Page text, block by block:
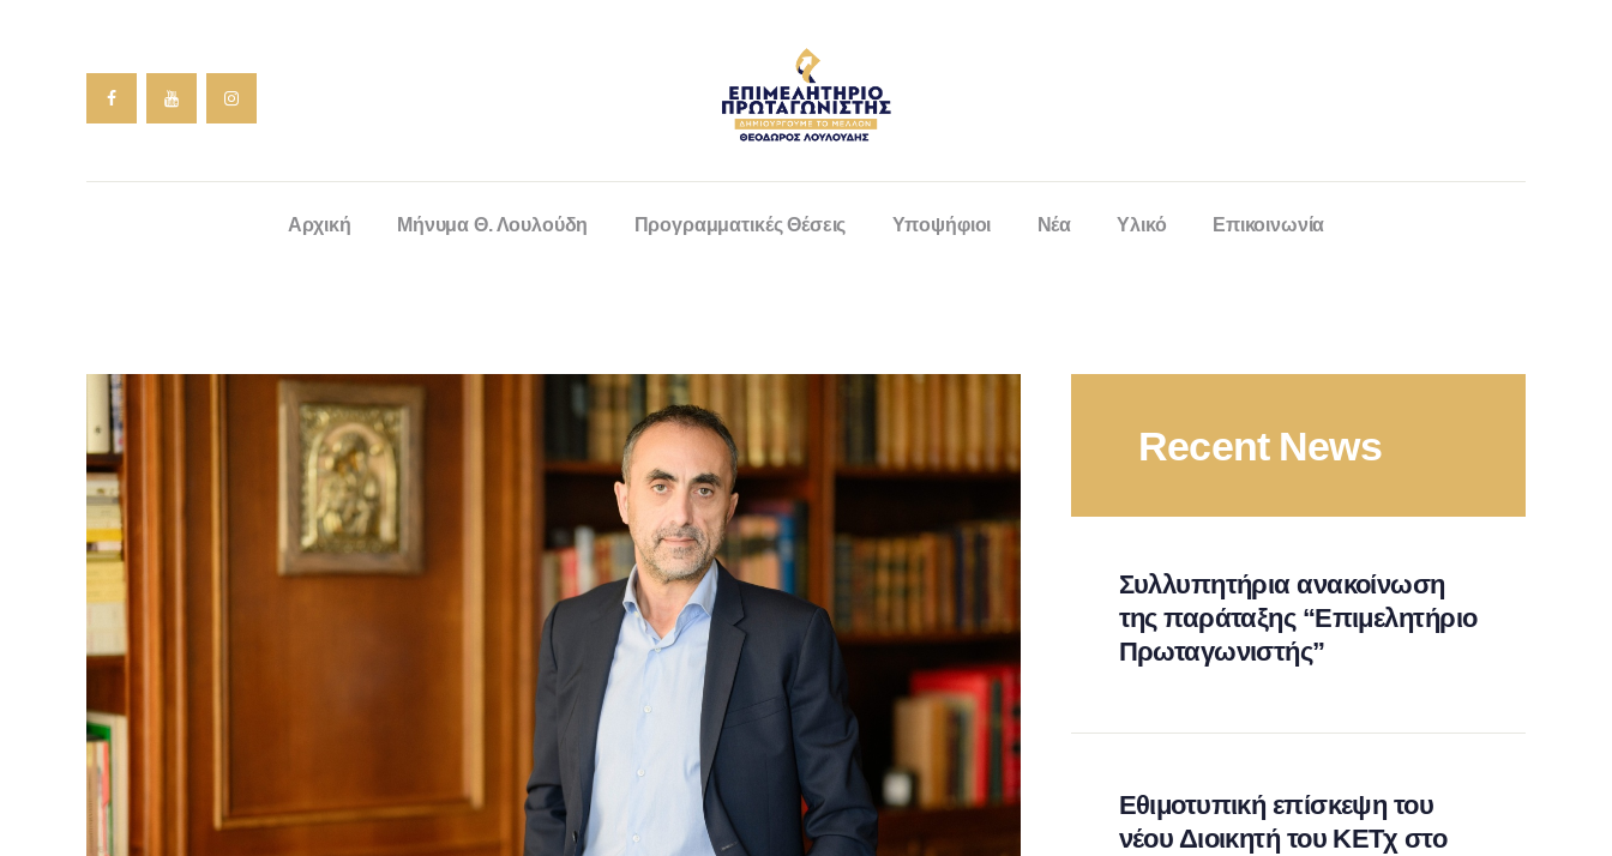
Αρχική Μήνυμα Θ. Λουλούδη Προγραμματικές Θέσεις Υποψήφιοι Νέα Υλικό Επικοινωνία
Recent News
Συλλυπητήρια ανακοίνωση
της παράταξης “Επιμελητήριο
Πρωταγωνιστής”
Εθιμοτυπική επίσκεψη του
νέου Διοικητή του ΚΕΤχ στο